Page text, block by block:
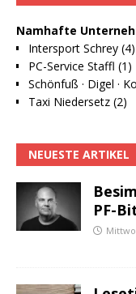
Namhafte
Intersport Schrey (4)
PC-Service Staffl (1)
Schönfuß · Digel ·
Taxi Niedersetz (2)
NEUESTE ARTIKEL
PF-